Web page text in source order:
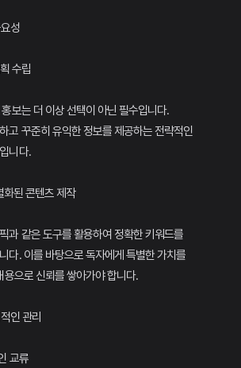
성
수립
보는 더 이상 선택이 아닌 필수입니다.
고 꾸준히 유익한 정보를 제공하는 전략적인
니다.
된 콘텐츠 제작
과 같은 도구를 활용하여 정확한 키워드를
다. 이를 바탕으로 독자에게 특별한 가치를
용으로 신뢰를 쌓아가야 합니다.
인 관리
교류